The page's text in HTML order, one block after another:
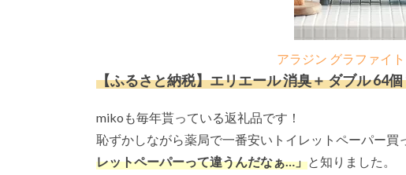
アラジン グラファイ
【ふるさと納税】エリエール 消臭＋ ダブル 64
mikoも毎年貰っている返礼品です！
恥ずかしながら薬局で一番安いトイレットペーパー買
レットペーパーって違うんだなぁ…」と知りました。